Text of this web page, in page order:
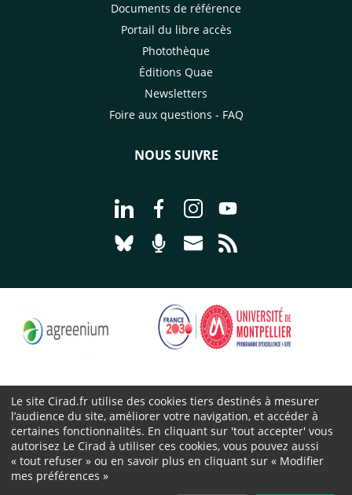
Documents de référence
Portail du libre accès
Photothèque
Éditions Quae
Newsletters
Foire aux questions - FAQ
NOUS SUIVRE
Aller à la page Nous suivre sur
Aller à la page Nous suivre sur
Aller à la page Nous
Aller à la page
Aller à la page Nous suivre sur
Aller à la page Nourrir le
Aller à la page Nous
Cirad 2026 ©
Mentions légales
Protection des données personnelles
Le site Cirad.fr utilise des cookies tiers destinés à mesurer
l’audience du site, améliorer votre navigation, et accéder à
certaines fonctionnalités. En cliquant sur 'tout accepter' vous
autorisez Le Cirad à utiliser ces cookies, vous pouvez aussi
« tout refuser » ou en savoir plus en cliquant sur « Modifier
mes préférences »